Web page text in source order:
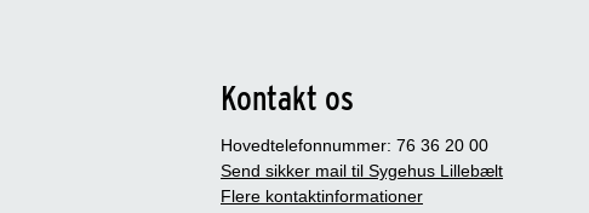
Kontakt os
Hovedtelefonnummer: 76 36 20 00
Send sikker mail til Sygehus Lillebælt
Flere kontaktinformationer